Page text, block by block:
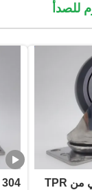
للصدأ
عجلات ترولي من TPR